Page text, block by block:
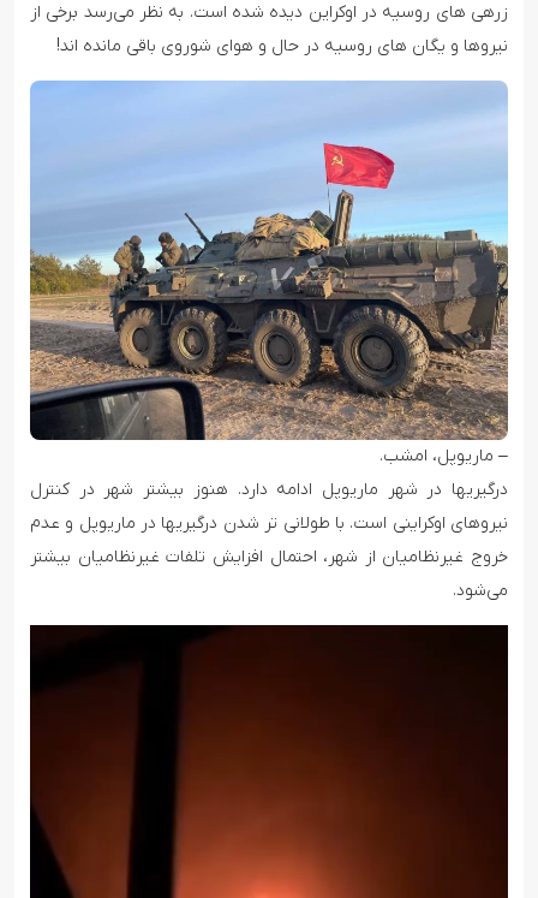
زرهی های روسیه در اوکراین دیده شده است. به نظر می‌رسد برخی از
نیروها و یگان های روسیه در حال و هوای شوروی باقی مانده اند!
– ماریوپل، امشب.
درگیریها در شهر ماریوپل ادامه دارد. هنوز بیشتر شهر در کنترل
نیروهای اوکراینی است. با طولانی تر شدن درگیریها در ماریوپل و عدم
خروج غیرنظامیان از شهر، احتمال افزایش تلفات غیرنظامیان بیشتر
می‌شود.